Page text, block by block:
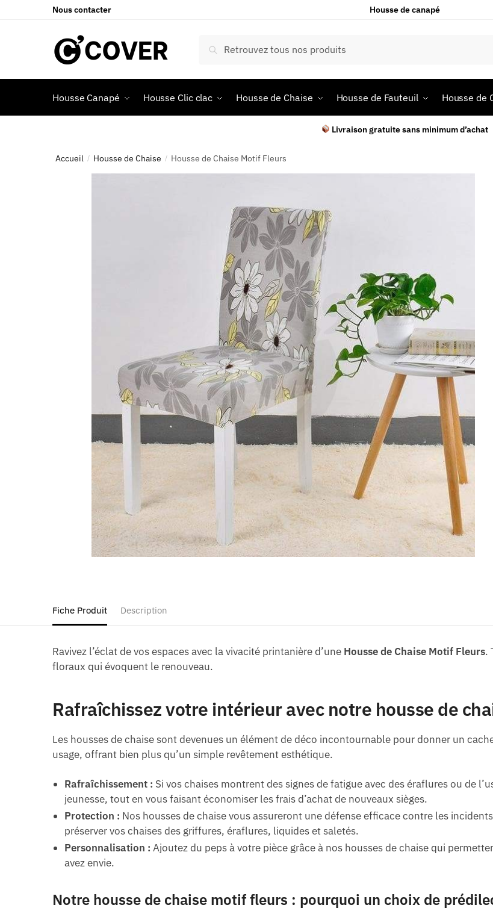
Nous contacter Housse de canapé
Recherche
Housse Canapé Housse Clic clac Housse de Chaise Housse de Fauteuil Housse de
Livraison gratuite sans minimum d’achat
Accueil / Housse de Chaise / Housse de Chaise Motif Fleurs
Fiche Produit Description
Ravivez l’éclat de vos espaces avec la vivacité printanière d’une Housse de Chaise Motif Fleurs.
floraux qui évoquent le renouveau.
Rafraîchissez votre intérieur avec notre housse de
Les housses de chaise sont devenues un élément de déco incontournable pour donner un
usage, offrant bien plus qu’un simple revêtement esthétique.
Rafraîchissement : Si vos chaises montrent des signes de fatigue avec des éraflures ou de
jeunesse, tout en vous faisant économiser les frais d’achat de nouveaux sièges.
Protection : Nos housses de chaise vous assureront une défense efficace contre les
préserver vos chaises des griffures, éraflures, liquides et saletés.
Personnalisation : Ajoutez du peps à votre pièce grâce à nos housses de chaise qui
avez envie.
Notre housse de chaise motif fleurs : pourquoi un choix de